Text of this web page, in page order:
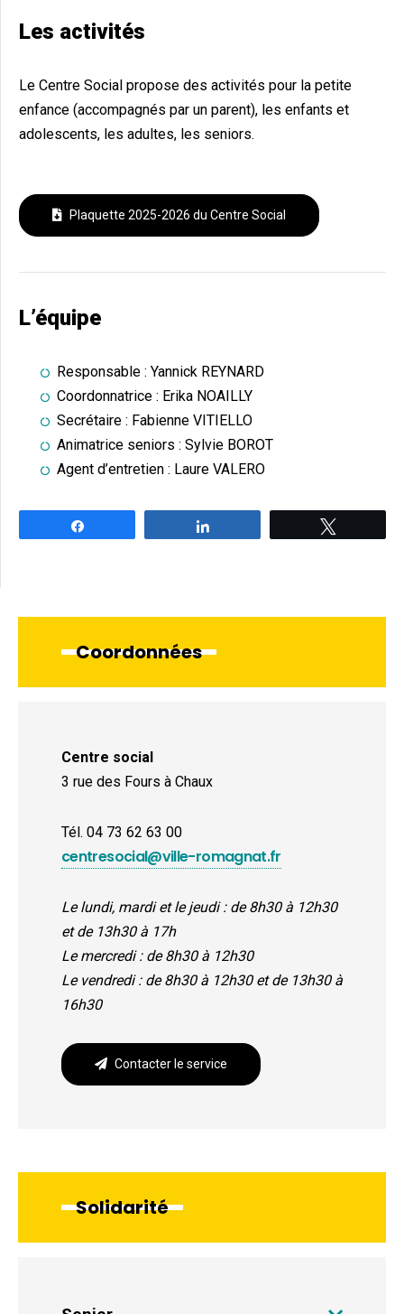
Les activités
Le Centre Social propose des activités pour la petite
enfance (accompagnés par un parent), les enfants et
adolescents, les adultes, les seniors.
Plaquette 2025-2026 du Centre Social
L’équipe
Responsable : Yannick REYNARD
Coordonnatrice : Erika NOAILLY
Secrétaire : Fabienne VITIELLO
Animatrice seniors : Sylvie BOROT
Agent d’entretien : Laure VALERO
Coordonnées
Centre social
3 rue des Fours à Chaux
Tél. 04 73 62 63 00
centresocial@ville-romagnat.fr
Le lundi, mardi et le jeudi : de 8h30 à 12h30
et de 13h30 à 17h
Le mercredi : de 8h30 à 12h30
Levendredi : de 8h30 à 12h30 et de 13h30 à
16h30
Contacter le service
Solidarité